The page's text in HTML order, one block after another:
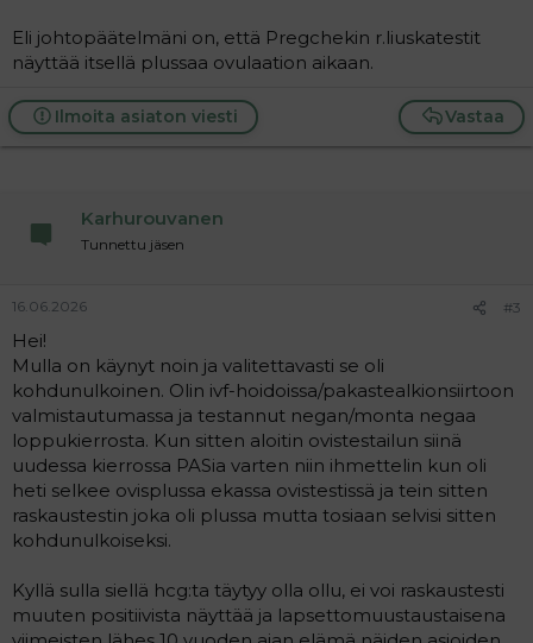
Eli johtopäätelmäni on, että Pregchekin r.liuskatestit
näyttää itsellä plussaa ovulaation aikaan.
Vastaa
Ilmoita asiaton viesti
Karhurouvanen
Tunnettu jäsen
16.06.2026 #3
Hei!
Mulla on käynyt noin ja valitettavasti se oli
kohdunulkoinen. Olin ivf-hoidoissa/pakastealkionsiirtoon
valmistautumassa ja testannut negan/monta negaa
loppukierrosta. Kun sitten aloitin ovistestailun siinä
uudessa kierrossa PASia varten niin ihmettelin kun oli
heti selkee ovisplussa ekassa ovistestissä ja tein sitten
raskaustestin joka oli plussa mutta tosiaan selvisi sitten
kohdunulkoiseksi.
Kyllä sulla siellä hcg:ta täytyy olla ollu, ei voi raskaustesti
muuten positiivista näyttää ja lapsettomuustaustaisena